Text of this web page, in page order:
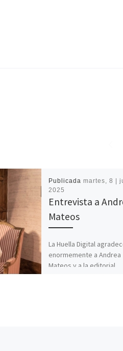
Publicada martes, 8 |
2025
Entrevista a
Mateos
La Huella Digital
enormemente a Andrea
Mateos y a la editorial